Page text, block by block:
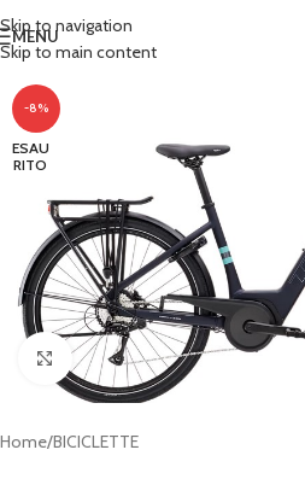
Skip to navigation
Skip to main content
MENU
-8%
ESAU
RITO
Clicca per ingrandire
Home/BICICLETTE